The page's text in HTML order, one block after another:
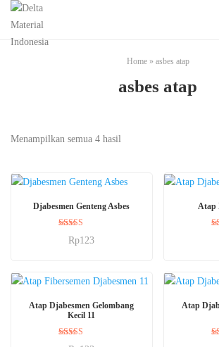
Home» asbes atap
asbes atap
Menampilkan semua 4 hasil
Djabesmen Genteng Asbes
Dinilai
5.00
Rp123
Atap
Atap Djabesmen Gelombang
Kecil 11
Dinilai
Atap